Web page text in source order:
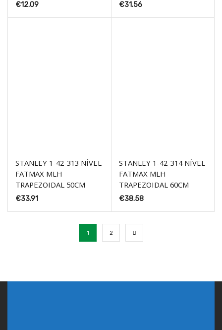
€12.09 €31.56
STANLEY 1-42-313 NÍVEL
FATMAX MLH
TRAPEZOIDAL 50CM
€33.91
STANLEY 1-42-314 NÍVEL
FATMAX MLH
TRAPEZOIDAL 60CM
€38.58
1 2